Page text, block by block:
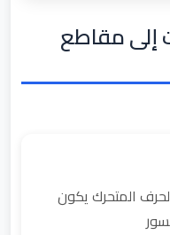
إلى مقاطع
المتحرك يكون